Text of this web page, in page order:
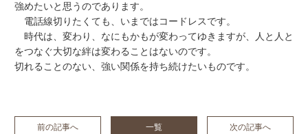
強めたいと思うのであります。
電話線切りたくても、いまではコードレスです。
時代は、変わり、なにもかもが変わってゆきますが、人と人と
をつなぐ大切な絆は変わることはないのです。
切れることのない、強い関係を持ち続けたいものです。
前の記事へ 一覧 次の記事へ